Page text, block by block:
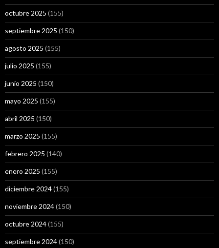
octubre 2025 (155)
septiembre 2025 (150)
agosto 2025 (155)
julio 2025 (155)
junio 2025 (150)
mayo 2025 (155)
abril 2025 (150)
marzo 2025 (155)
febrero 2025 (140)
enero 2025 (155)
diciembre 2024(155)
noviembre 2024(150)
octubre 2024(155)
septiembre 2024(150)